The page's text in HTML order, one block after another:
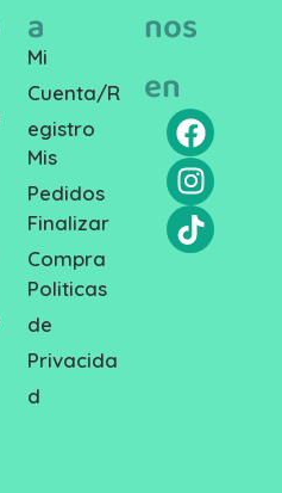
a
Mi
Cuenta/R
egistro
Mis
Pedidos
Finalizar
Compra
Politicas
de
Privacida
d
nos
en